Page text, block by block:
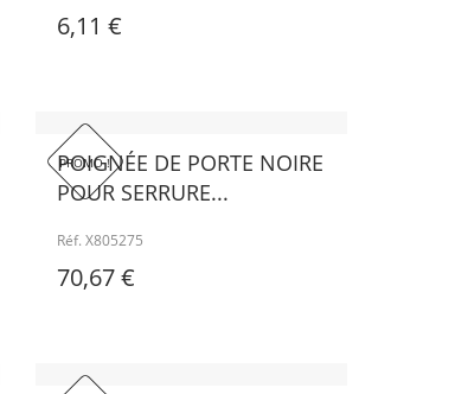
6,11 €
PROMO !
POIGNÉE DE PORTE NOIRE
POUR SERRURE...
Réf. X805275
70,67 €
EN STOCK